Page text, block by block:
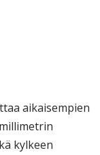
aikaisempien
kylkeen